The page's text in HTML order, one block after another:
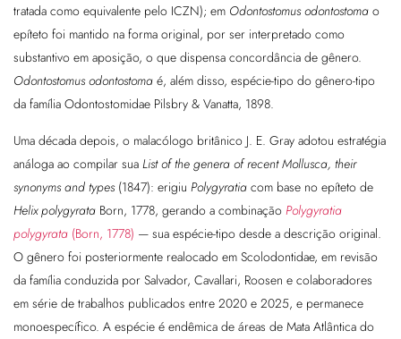
tratada como equivalente pelo ICZN); em Odontostomus odontostoma o
epíteto foi mantido na forma original, por ser interpretado como
substantivo em aposição, o que dispensa concordância de gênero.
Odontostomus odontostoma é, além disso, espécie-tipo do gênero-tipo
da família Odontostomidae Pilsbry & Vanatta, 1898.
Uma década depois, o malacólogo britânico J. E. Gray adotou estratégia
análoga ao compilar sua List of the genera of recent Mollusca, their
synonyms and types(1847): erigiu Polygyratia com base no epíteto de
Helix polygyrata Born, 1778, gerando a combinação Polygyratia
polygyrata (Born, 1778) — sua espécie-tipo desde a descrição original.
O gênero foi posteriormente realocado em Scolodontidae, em revisão
da família conduzida por Salvador, Cavallari, Roosen e colaboradores
em série de trabalhos publicados entre 2020 e 2025, e permanece
monoespecífico. A espécie é endêmica de áreas de Mata Atlântica do